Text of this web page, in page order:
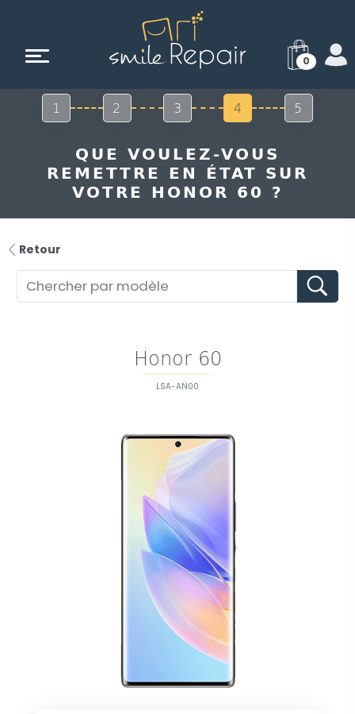
0
1 2 3 4 5
QUE VOULEZ-VOUS
REMETTRE EN ÉTAT SUR
VOTRE HONOR 60 ?
Retour
Honor 60
LSA-AN00